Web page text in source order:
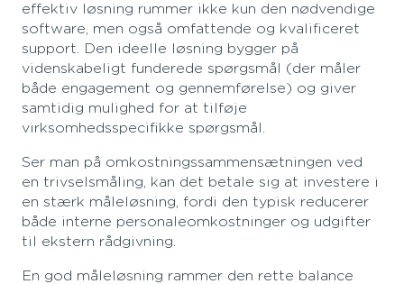
effektiv løsning rummer ikke kun den nødvendige
software, men også omfattende og kvalificeret
support. Den ideelle løsning bygger på
videnskabeligt funderede spørgsmål (der måler
både engagement og gennemførelse) og giver
samtidig mulighed for at tilføje
virksomhedsspecifikke spørgsmål.
Ser man på omkostningssammensætningen ved
en trivselsmåling, kan det betale sig at investere i
en stærk måleløsning, fordi den typisk reducerer
både interne personaleomkostninger og udgifter
til ekstern rådgivning.
En god måleløsning rammer den rette balance